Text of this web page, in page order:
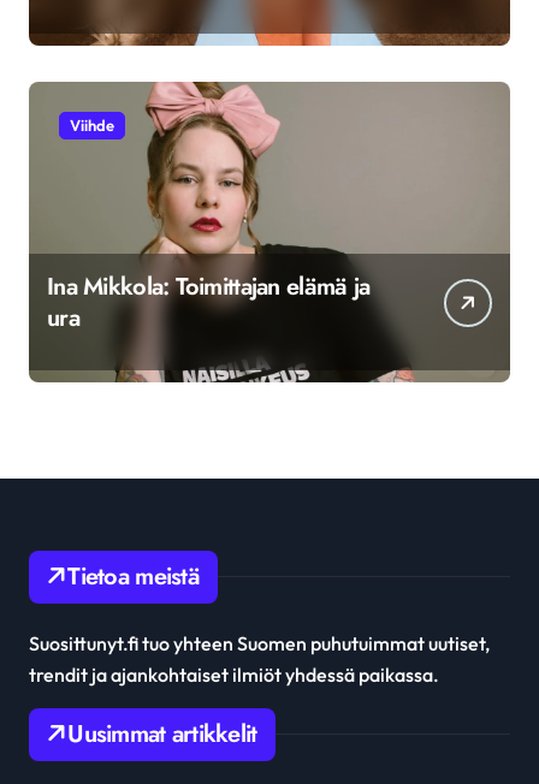
Viihde
Ina Mikkola: Toimittajan elämä ja
ura
Tietoa meistä
Suosittunyt.fi tuo yhteen Suomen puhutuimmat uutiset,
trendit ja ajankohtaiset ilmiöt yhdessä paikassa.
Uusimmat artikkelit